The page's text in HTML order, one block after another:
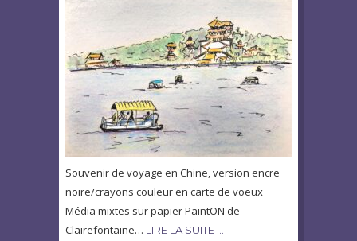
Souvenir de voyage en Chine, version encre
noire/crayons couleur en carte de voeux
Média mixtes sur papier PaintON de
Clairefontaine… LIRE LA SUITE …